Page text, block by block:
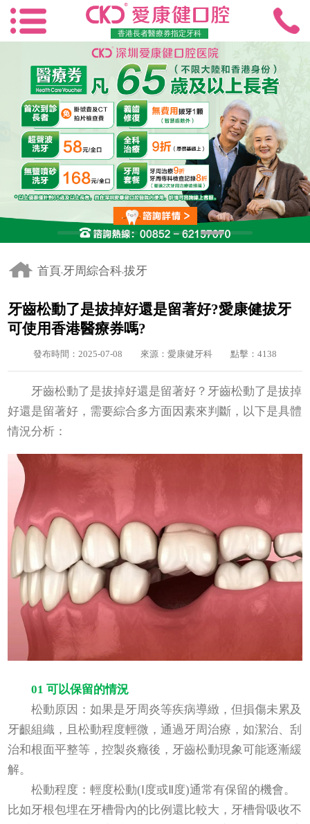
香港長者醫療券指定牙科
首頁- 牙周綜合科-拔牙
牙齒松動了是拔掉好還是留著好?愛康健拔牙
可使用香港醫療券嗎?
發布時間：2025-07-08 來源：愛康健牙科 點擊：4138
牙齒松動了是拔掉好還是留著好？牙齒松動了是拔掉
好還是留著好，需要綜合多方面因素來判斷，以下是具體
情況分析：
01 可以保留的情況
松動原因：如果是牙周炎等疾病導緻，但損傷未累及
牙齦組織，且松動程度輕微，通過牙周治療，如潔治、刮
治和根面平整等，控製炎癥後，牙齒松動現象可能逐漸緩
解。
松動程度：輕度松動(Ⅰ度或Ⅱ度)通常有保留的機會。
比如牙根包埋在牙槽骨內的比例還比較大，牙槽骨吸收不